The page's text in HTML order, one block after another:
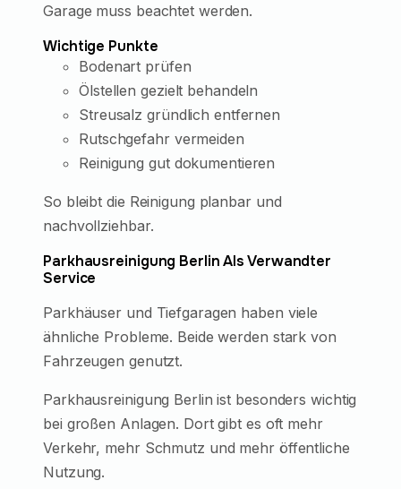
Garage muss beachtet werden.
Wichtige Punkte
Bodenart prüfen
Ölstellen gezielt behandeln
Streusalz gründlich entfernen
Rutschgefahr vermeiden
Reinigung gut dokumentieren
So bleibt die Reinigung planbar und
nachvollziehbar.
Parkhausreinigung Berlin Als Verwandter
Service
Parkhäuser und Tiefgaragen haben viele
ähnliche Probleme. Beide werden stark von
Fahrzeugen genutzt.
Parkhausreinigung Berlin ist besonders wichtig
bei großen Anlagen. Dort gibt es oft mehr
Verkehr, mehr Schmutz und mehr öffentliche
Nutzung.